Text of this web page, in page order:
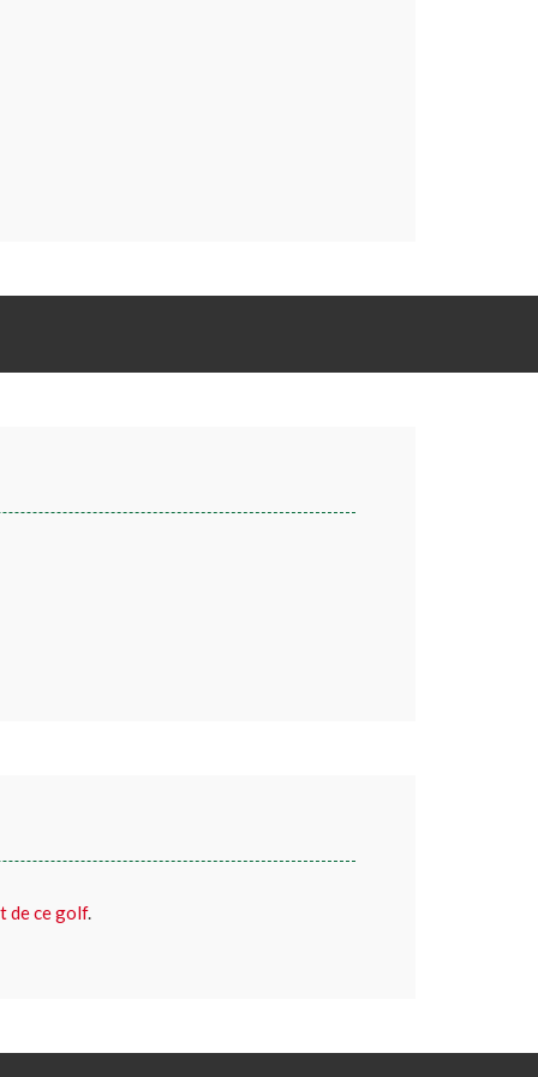
de ce golf.